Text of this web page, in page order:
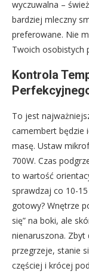
wyczuwalna –
bardziej mleczny
preferowane. Nie
Twoich osobistych
Kontrola
To jest
camembert będzie
masę. Ustaw
700W. Czas
to wartość
sprawdzaj co 10-
gotowy? Wnętrze
się” na boki, ale
nienaruszona. Zbyt
przegrzeje, stanie
częściej i krócej